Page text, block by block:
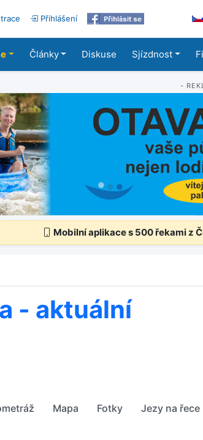
Přihlášení
Články Diskuse Sjízdnost
-
Mobilní aplikace s 500 řekami z
- aktuální
Mapa Fotky Jezy na řece